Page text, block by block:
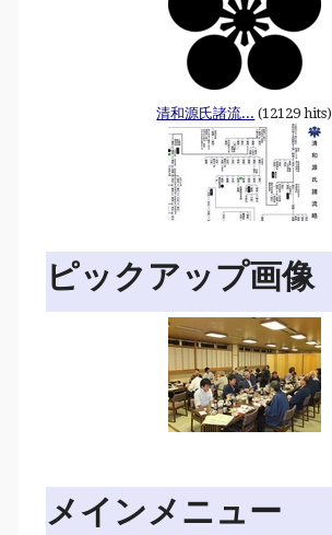
清和源氏諸流... (12129 hits)
ピックアップ画像
メインメニュー